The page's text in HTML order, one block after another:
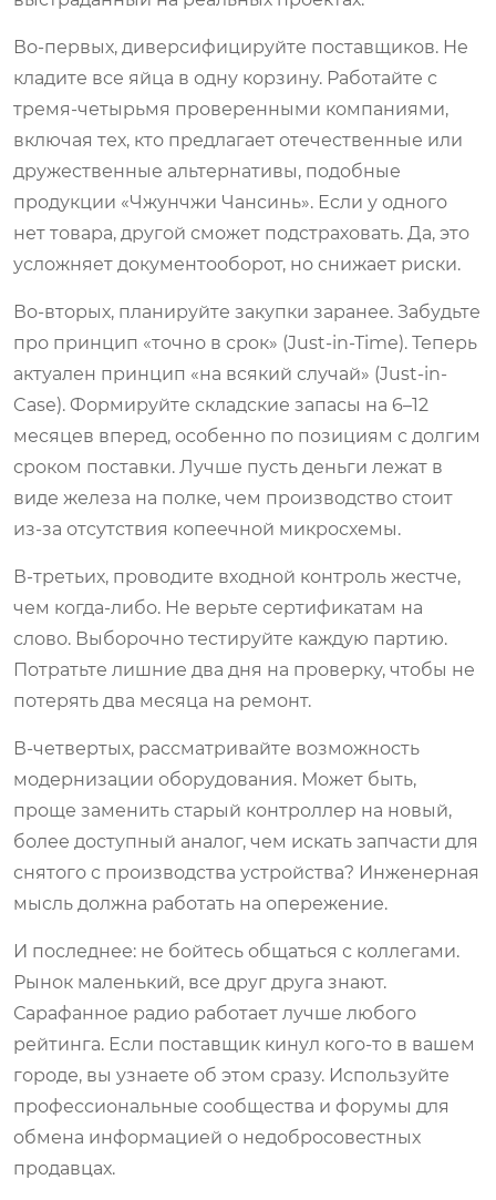
Во-первых, диверсифицируйте поставщиков. Не
кладите все яйца в одну корзину. Работайте с
тремя-четырьмя проверенными компаниями,
включая тех, кто предлагает отечественные или
дружественные альтернативы, подобные
продукции «Чжунчжи Чансинь». Если у одного
нет товара, другой сможет подстраховать. Да, это
усложняет документооборот, но снижает риски.
Во-вторых, планируйте закупки заранее. Забудьте
про принцип «точно в срок» (Just-in-Time). Теперь
актуален принцип «на всякий случай» (Just-in-
Case). Формируйте складские запасы на 6–12
месяцев вперед, особенно по позициям с долгим
сроком поставки. Лучше пусть деньги лежат в
виде железа на полке, чем производство стоит
из-за отсутствия копеечной микросхемы.
В-третьих, проводите входной контроль жестче,
чем когда-либо. Не верьте сертификатам на
слово. Выборочно тестируйте каждую партию.
Потратьте лишние два дня на проверку, чтобы не
потерять два месяца на ремонт.
В-четвертых, рассматривайте возможность
модернизации оборудования. Может быть,
проще заменить старый контроллер на новый,
более доступный аналог, чем искать запчасти для
снятого с производства устройства? Инженерная
мысль должна работать на опережение.
И последнее: не бойтесь общаться с коллегами.
Рынок маленький, все друг друга знают.
Сарафанное радио работает лучше любого
рейтинга. Если поставщик кинул кого-то в вашем
городе, вы узнаете об этом сразу. Используйте
профессиональные сообщества и форумы для
обмена информацией о недобросовестных
продавцах.